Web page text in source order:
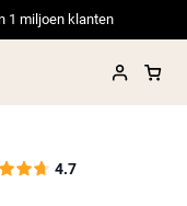
1 miljoen klanten
4.7